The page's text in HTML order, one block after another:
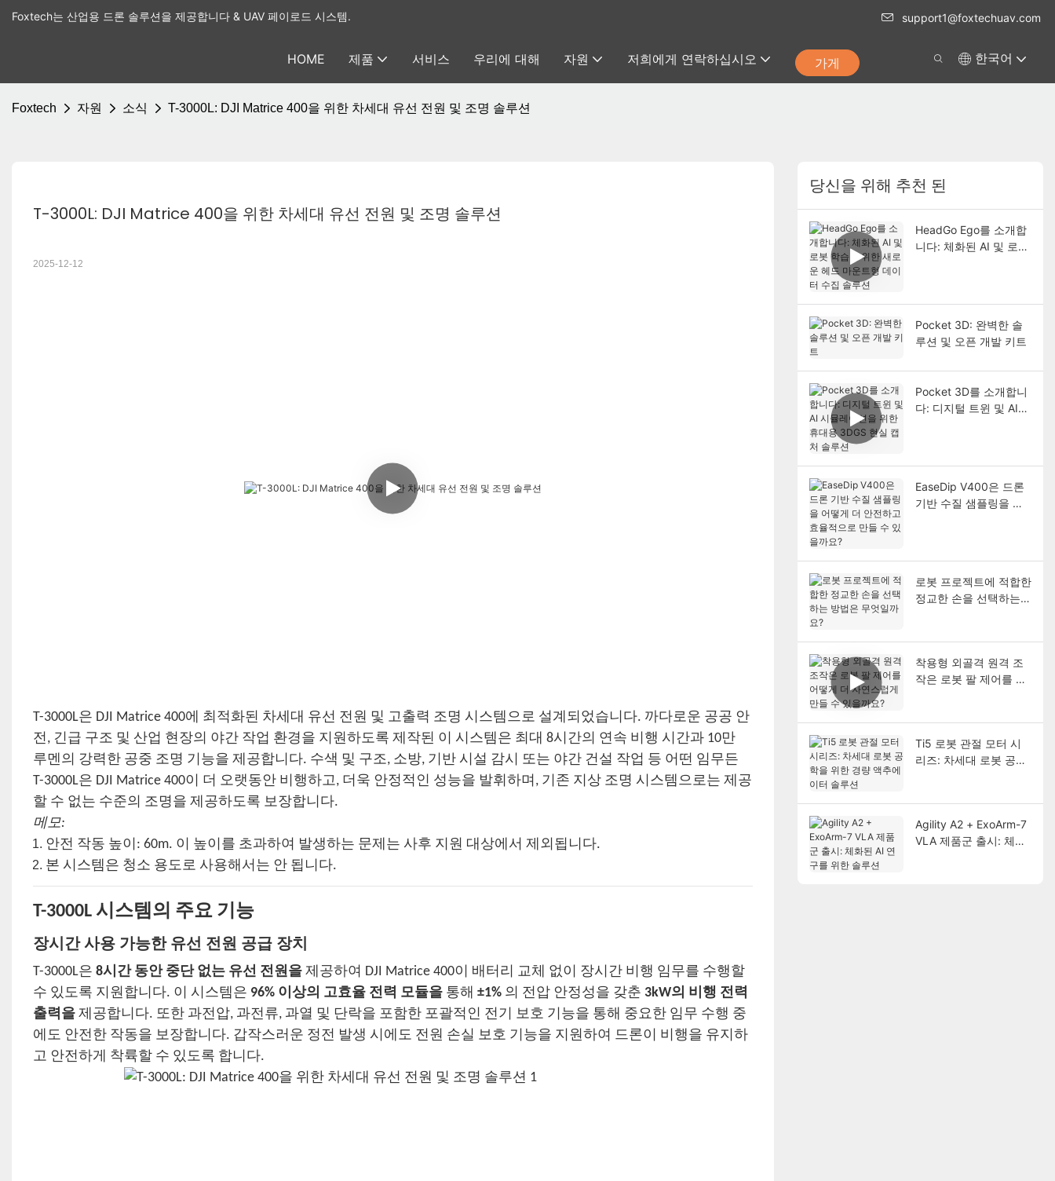
Foxtech는 산업용 드론 솔루션을 제공합니다 & UAV 페이로드 시스템. support1@foxtechuav.com
HOME 제품 서비스 우리에 대해 자원 저희에게 연락하십시오 가게 한국어
Foxtech 자원 소식 T-3000L: DJI Matrice 400을 위한 차세대 유선 전원 및 조명 솔루션
T-3000L: DJI Matrice 400을 위한 차세대 유선 전원 및 조명 솔루션
2025-12-12
T-3000L은 DJI Matrice 400에 최적화된 차세대 유선 전원 및 고출력 조명 시스템으로 설계되었습니다. 까다로운 공공 안
전, 긴급 구조 및 산업 현장의 야간 작업 환경을 지원하도록 제작된 이 시스템은 최대 8시간의 연속 비행 시간과 10만
루멘의 강력한 공중 조명 기능을 제공합니다. 수색 및 구조, 소방, 기반 시설 감시 또는 야간 건설 작업 등 어떤 임무든
T-3000L은 DJI Matrice 400이 더 오랫동안 비행하고, 더욱 안정적인 성능을 발휘하며, 기존 지상 조명 시스템으로는 제공
할 수 없는 수준의 조명을 제공하도록 보장합니다.
메모:
안전 작동 높이: 60m. 이 높이를 초과하여 발생하는 문제는 사후 지원 대상에서 제외됩니다.
본 시스템은 청소 용도로 사용해서는 안 됩니다.
T-3000L 시스템의 주요 기능
장시간 사용 가능한 유선 전원 공급 장치
T-3000L은 8시간 동안 중단 없는 유선 전원을제공하여 DJI Matrice 400이 배터리 교체 없이 장시간 비행 임무를 수행할
수 있도록 지원합니다. 이 시스템은 96% 이상의 고효율 전력 모듈을통해 ±1%의 전압 안정성을 갖춘 3kW의 비행 전력
출력을제공합니다. 또한 과전압, 과전류, 과열 및 단락을 포함한 포괄적인 전기 보호 기능을 통해 중요한 임무 수행 중
에도 안전한 작동을 보장합니다. 갑작스러운 정전 발생 시에도 전원 손실 보호 기능을 지원하여 드론이 비행을 유지하
고 안전하게 착륙할 수 있도록 합니다.
당신을 위해 추천 된
HeadGo Ego를 소개합
니다: 체화된 AI 및 로봇
Pocket 3D: 완벽한 솔
루션 및 오픈 개발 키트
Pocket 3D를 소개합니
다: 디지털 트윈 및 AI
EaseDip V400은 드론
기반 수질 샘플링을 어
로봇 프로젝트에 적합한
정교한 손을 선택하는
착용형 외골격 원격 조
작은 로봇 팔 제어를 어
Ti5 로봇 관절 모터 시
리즈: 차세대 로봇 공학
Agility A2 + ExoArm-7
VLA 제품군 출시: 체화